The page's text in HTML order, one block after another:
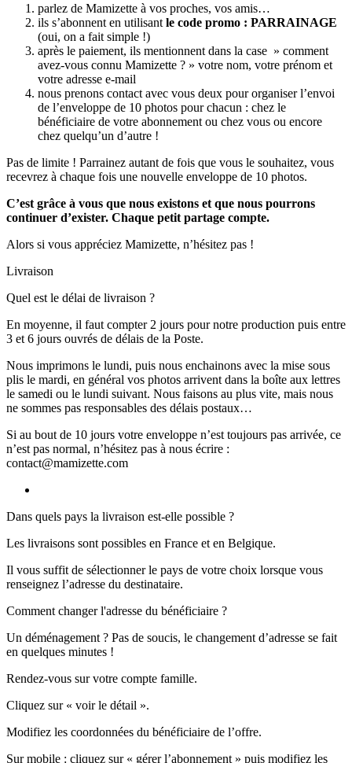
parlez de Mamizette à vos proches, vos amis…
ils s’abonnent en utilisant le code promo : PARRAINAGE
(oui, on a fait simple !)
après le paiement, ils mentionnent dans la case » comment
avez-vous connu Mamizette ? » votre nom, votre prénom et
votre adresse e-mail
nous prenons contact avec vous deux pour organiser l’envoi
de l’enveloppe de 10 photos pour chacun : chez le
bénéficiaire de votre abonnement ou chez vous ou encore
chez quelqu’un d’autre !
Pas de limite ! Parrainez autant de fois que vous le souhaitez, vous
recevrez à chaque fois une nouvelle enveloppe de 10 photos.
C’est grâce à vous que nous existons et que nous pourrons
continuer d’exister. Chaque petit partage compte.
Alors si vous appréciez Mamizette, n’hésitez pas !
Livraison
Quel est le délai de livraison ?
En moyenne, il faut compter 2 jours pour notre production puis entre
3 et 6 jours ouvrés de délais de la Poste.
Nous imprimons le lundi, puis nous enchainons avec la mise sous
plis le mardi, en général vos photos arrivent dans la boîte aux lettres
le samedi ou le lundi suivant. Nous faisons au plus vite, mais nous
ne sommes pas responsables des délais postaux…
Si au bout de 10 jours votre enveloppe n’est toujours pas arrivée, ce
n’est pas normal, n’hésitez pas à nous écrire :
contact@mamizette.com
Dans quels pays la livraison est-elle possible ?
Les livraisons sont possibles en France et en Belgique.
Il vous suffit de sélectionner le pays de votre choix lorsque vous
renseignez l’adresse du destinataire.
Comment changer l'adresse du bénéficiaire ?
Un déménagement ? Pas de soucis, le changement d’adresse se fait
en quelques minutes !
Rendez-vous sur votre compte famille.
Cliquez sur « voir le détail ».
Modifiez les coordonnées du bénéficiaire de l’offre.
Sur mobile : cliquez sur « gérer l’abonnement » puis modifiez les